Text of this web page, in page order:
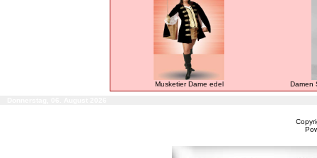
Musketier Dame edel Damen